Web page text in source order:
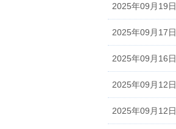
2025年09月19日
2025年09月17日
2025年09月16日
2025年09月12日
2025年09月12日